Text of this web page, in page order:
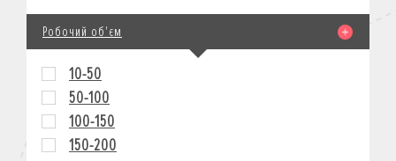
Робочий об'єм
10-50
50-100
100-150
150-200